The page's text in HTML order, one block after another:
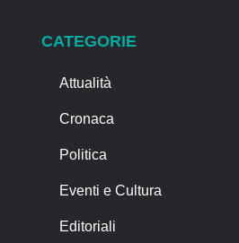
CATEGORIE
Attualità
Cronaca
Politica
Eventi e Cultura
Editoriali